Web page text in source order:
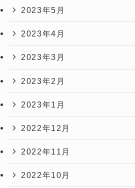
2023年5月
2023年4月
2023年3月
2023年2月
2023年1月
2022年12月
2022年11月
2022年10月